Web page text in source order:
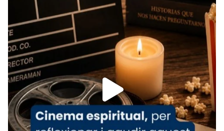
tican News 👇
www.vaticannews.va/es/iglesia/news/2026-
07/carmina-historia-depresion-papa-viaje-
espana-testimoni...
Foto
View on Facebook · Share
Arquebisbat de Barcelona
1 week ago